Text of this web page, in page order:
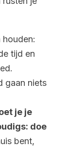
tijd en
gaan niets
je je
doe
bent,